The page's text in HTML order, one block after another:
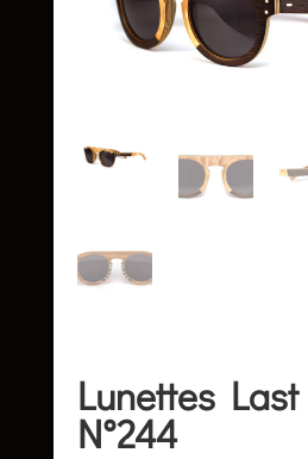
Lunettes
N°244